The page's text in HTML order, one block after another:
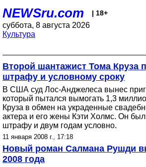
NEWSru.com | 18+
суббота, 8 августа 2026
Культура
Второй шантажист Тома Круза
штрафу и условному сроку
В США суд Лос-Анджелеса вынес
который пытался вымогать 1,3
Круза в обмен на украденные
актера и его жены Кэти Холмс. Он был
штрафу и двум годам условно.
11 января 2008 г., 17:18
Новый роман Салмана Рушди
2008 года